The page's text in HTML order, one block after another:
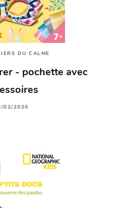
DU CALME
- pochette avec
02/2020